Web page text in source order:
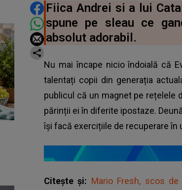
DISTRIBUIE ARTICOLUL
Fiica Andrei si a lui
spune pe sleau ce
absolut adorabil.
Nu mai încape nicio îndoială că
talentați copii din generația
publicul că un magnet pe rețelele
părinții ei în diferite ipostaze.
își facă exercițiile de recuperare în
Citește și: Mario Fresh, scos